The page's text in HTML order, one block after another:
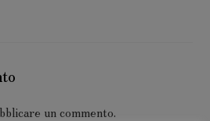
un commento.